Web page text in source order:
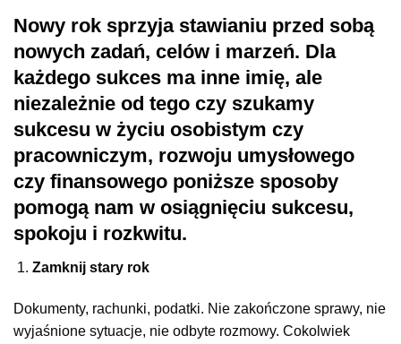
Nowy rok sprzyja stawianiu przed sobą
nowych zadań, celów i marzeń. Dla
każdego sukces ma inne imię, ale
niezależnie od tego czy szukamy
sukcesu w życiu osobistym czy
pracowniczym, rozwoju umysłowego
czy finansowego poniższe sposoby
pomogą nam w osiągnięciu sukcesu,
spokoju i rozkwitu.
Zamknij stary rok
Dokumenty, rachunki, podatki. Nie zakończone sprawy, nie
wyjaśnione sytuacje, nie odbyte rozmowy. Cokolwiek